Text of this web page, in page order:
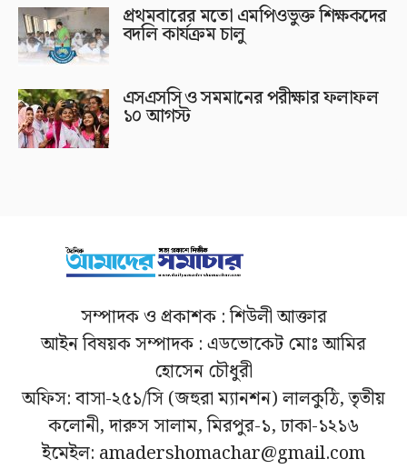
প্রথমবারের মতো এমপিওভুক্ত শিক্ষকদের
বদলি কার্যক্রম চালু
এসএসসি ও সমমানের পরীক্ষার ফলাফল
১০ আগস্ট
সম্পাদক ও প্রকাশক : শিউলী আক্তার
আইন বিষয়ক সম্পাদক : এডভোকেট মোঃ আমির
হোসেন চৌধুরী
অফিস: বাসা-২৫১/সি (জহুরা ম্যানশন) লালকুঠি, তৃতীয়
কলোনী, দারুস সালাম, মিরপুর-১, ঢাকা-১২১৬
ইমেইল: amadershomachar@gmail.com